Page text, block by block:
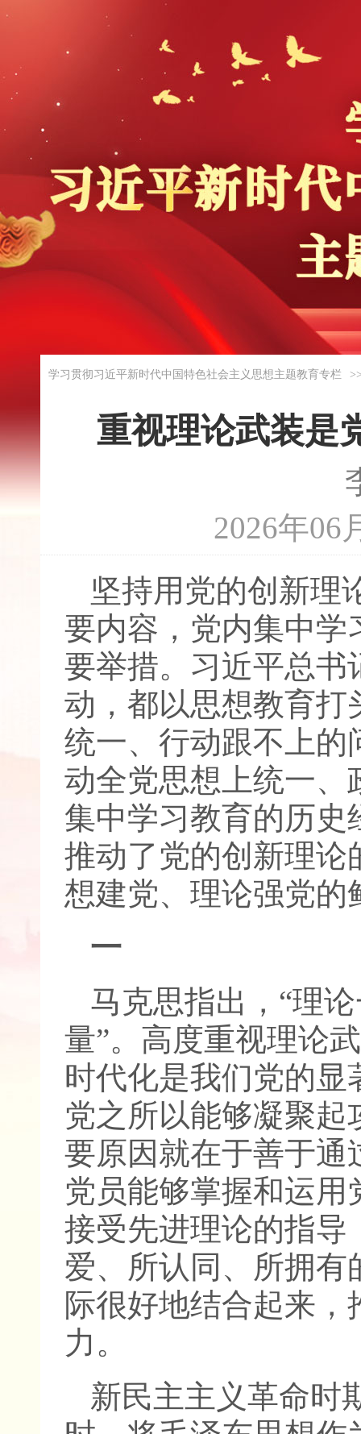
学习贯彻习近平新时代中国特色社会主义思想主题教育专栏
重视理论武装是
2026年06
坚持用党的创新理
要内容，党内集中学
要举措。习近平总书
动，都以思想教育打
统一、行动跟不上的
动全党思想上统一、
集中学习教育的历史
推动了党的创新理论
想建党、理论强党的
一
马克思指出，“理
量”。高度重视理论
时代化是我们党的
党之所以能够凝聚
要原因就在于善于通
党员能够掌握和运
接受先进理论的指导
爱、所认同、所拥有
际很好地结合起来
力。
新民主主义革命时